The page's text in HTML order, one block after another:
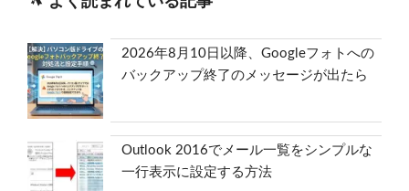
2026年8月10日以降、Googleフォトへの
バックアップ終了のメッセージが出たら
Outlook 2016でメール一覧をシンプルな
一行表示に設定する方法